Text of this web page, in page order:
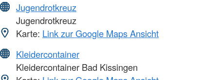
Jugendrotkreuz
Jugendrotkreuz
Karte: Link zur Google Maps Ansicht
Kleidercontainer
Kleidercontainer Bad Kissingen